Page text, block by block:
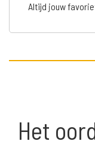
Altijd jouw
Het